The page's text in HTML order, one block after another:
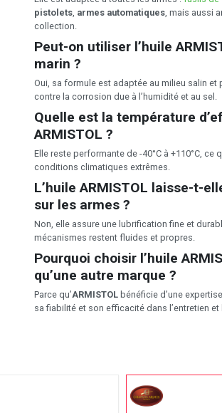
pistolets, armes automatiques, mais aussi
collection.
Peut-on utiliser l’huile
marin ?
Oui, sa formule est adaptée au milieu salin
contre la corrosion due à l’humidité et au sel.
Quelle est la température
ARMISTOL ?
Elle reste performante de -40°C à +110°C, ce
conditions climatiques extrêmes.
L’huile ARMISTOL laisse-t-
sur les armes ?
Non, elle assure une lubrification fine et
mécanismes restent fluides et propres.
Pourquoi choisir l’huile
qu’une autre marque ?
Parce qu’ARMISTOL bénéficie d’une
sa fiabilité et son efficacité dans l’entretien